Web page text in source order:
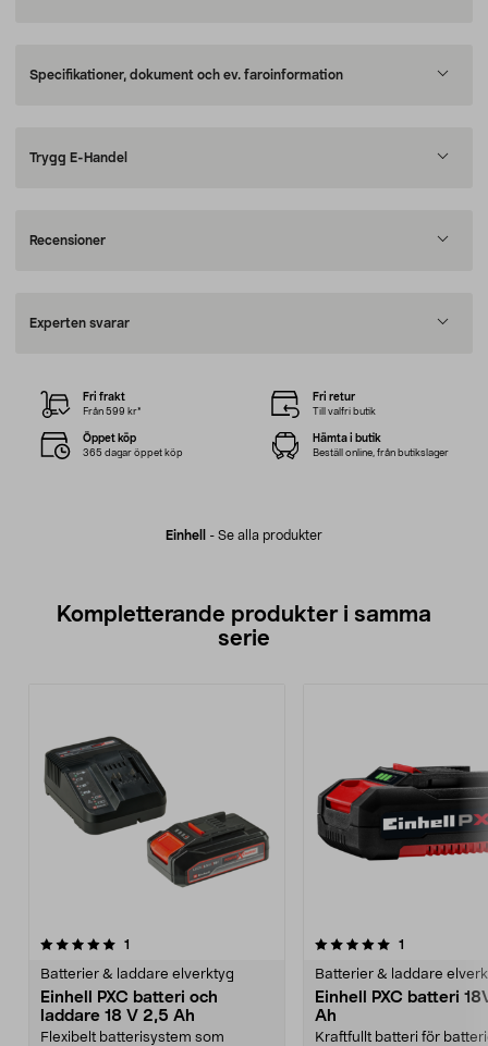
Specifikationer, dokument och ev. faroinformation
Trygg E-Handel
Recensioner
Experten svarar
Einhell - Se alla produkter
Fri frakt
Från 599 kr*
Fri retur
Till valfri butik
Öppet köp
365 dagar öppet köp
Hämta i butik
Beställ online, från butikslager
Kompletterande produkter i samma
serie
1
Batterier & laddare elverktyg
Einhell PXC batteri och
laddare 18 V 2,5 Ah
Flexibelt batterisystem som
5.0av 5 stjärnor 1
Batterier & laddare
Einhell PXC batteri
Ah
Kraftfullt batteri för
5.0av 5 stjärnor